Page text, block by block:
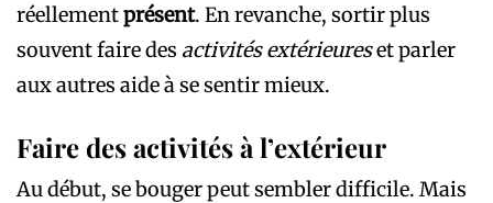
réellementprésent. En revanche, sortir plus
souvent faire des activités extérieureset parler
aux autres aide à se sentir mieux.
Faire des activités à l’extérieur
Au début, se bouger peut sembler difficile. Mais